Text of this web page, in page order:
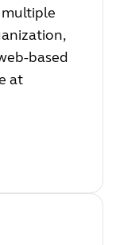
based
at